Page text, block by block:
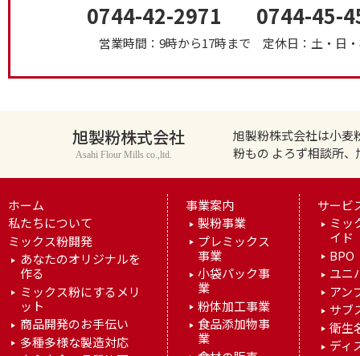
0744-42-2971 0744-45-
営業時間：9時から17時まで 定休日：土・日
旭製粉株式会社
Asahi Flour Mills co.,ltd.
旭製粉株式会社は小麦
粉もの よろず相談所
ホーム
私たちについて
ミックス粉開発
あなたのオリジナルを
作る
ミックス粉にするメリ
ット
商品開発のお手伝い
多種多様な製造対応
事業案内
製粉事業
プレミックス
事業
小袋パック事
業
粉体加工事業
食品添加物事
業
サービ
ミッ
イド
BPO
ユニ
アン
サブ
衛生
ディ